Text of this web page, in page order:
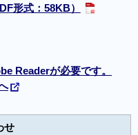
形式：58KB）
Readerが必要です。
せ